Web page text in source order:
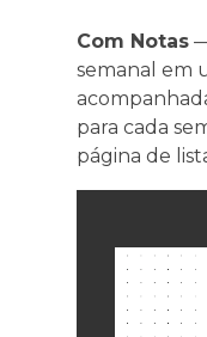
Com Notas
semanal em
para cada
página de